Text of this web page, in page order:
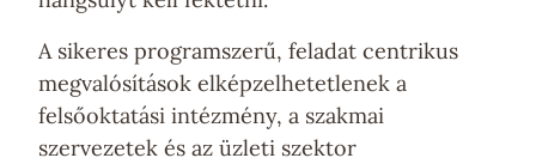
A sikeres programszerű, feladat centrikus
megvalósítások elképzelhetetlenek a
felsőoktatási intézmény, a szakmai
szervezetek és az üzleti szektor